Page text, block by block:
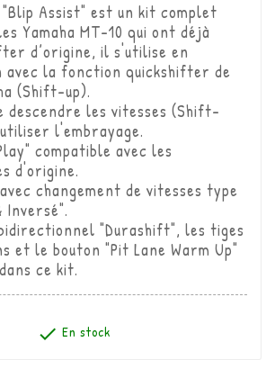
Assist" est un kit complet
Yamaha MT-10 qui ont déjà
d’origine, il s'utilise en
avec la fonction quickshifter de
(Shift-up).
descendre les vitesses (Shift-
l'embrayage.
compatible avec les
d'origine.
changement de vitesses type
Inversé".
"Durashift", les tiges
et le bouton "Pit Lane Warm Up"
ce kit.
checked
En stock